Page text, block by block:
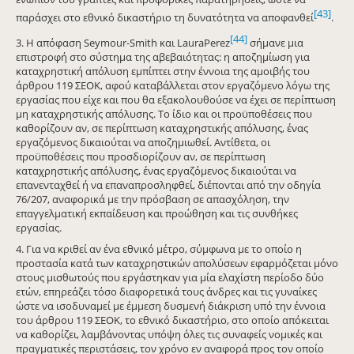
παράσχει στο εθνικό δικαστήριο τη δυνατότητα να αποφανθεί[43].
3. Η απόφαση Seymour-Smith και LauraPerez[44]σήμανε μια
επιστροφή στο σύστημα της αβεβαιότητας: η αποζημίωση για
καταχρηστική απόλυση εμπίπτει στην έννοια της αμοιβής του
άρθρου 119 ΣΕΟΚ, αφού καταβάλλεται στον εργαζόμενο λόγω της
εργασίας που είχε και που θα εξακολουθούσε να έχει σε περίπτωση
μη καταχρηστικής απόλυσης. Το ίδιο και οι προϋποθέσεις που
καθορίζουν αν, σε περίπτωση καταχρηστικής απόλυσης, ένας
εργαζόμενος δικαιούται να αποζημιωθεί. Αντίθετα, οι
προϋποθέσεις που προσδιορίζουν αν, σε περίπτωση
καταχρηστικής απόλυσης, ένας εργαζόμενος δικαιούται να
επανενταχθεί ή να επαναπροσληφθεί, διέπονται από την οδηγία
76/207, αναφορικά με την πρόσβαση σε απασχόληση, την
επαγγελματική εκπαίδευση και προώθηση και τις συνθήκες
εργασίας.
4. Για να κριθεί αν ένα εθνικό μέτρο, σύμφωνα με το οποίο η
προστασία κατά των καταχρηστικών απολύσεων εφαρμόζεται μόνο
στους μισθωτούς που εργάστηκαν για μία ελαχίστη περίοδο δύο
ετών, επηρεάζει τόσο διαφορετικά τους άνδρες και τις γυναίκες
ώστε να ισοδυναμεί με έμμεση δυσμενή διάκριση υπό την έννοια
του άρθρου 119 ΣΕΟΚ, το εθνικό δικαστήριο, στο οποίο απόκειται
να καθορίζει, λαμβάνοντας υπόψη όλες τις συναφείς νομικές και
πραγματικές περιστάσεις, τον χρόνο εν αναφορά προς τον οποίο